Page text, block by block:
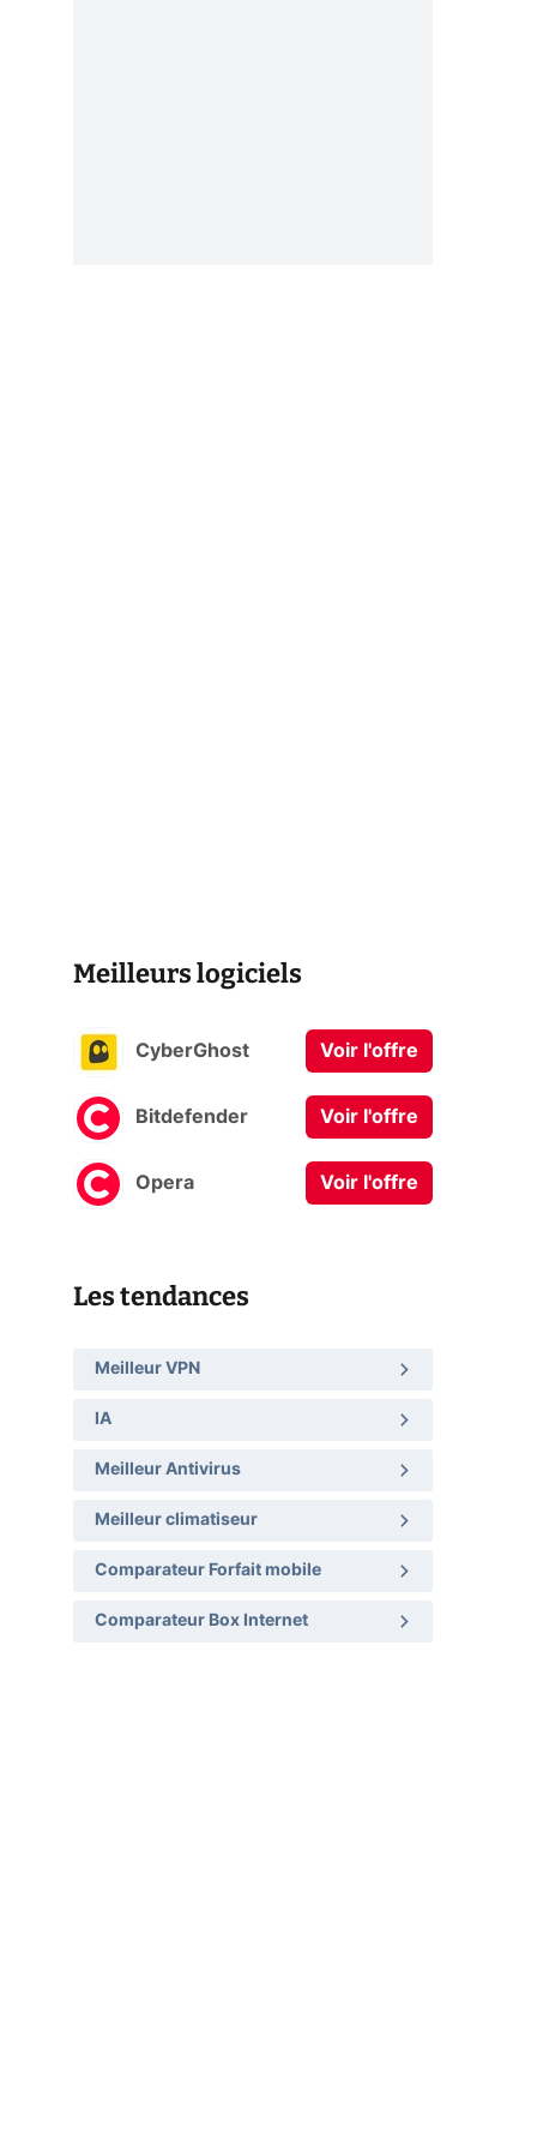
Meilleurs logiciels
CyberGhost Voir l'offre
Bitdefender Voir l'offre
Opera Voir l'offre
Les tendances
Meilleur VPN
IA
Meilleur Antivirus
Meilleur climatiseur
Comparateur Forfait mobile
Comparateur Box Internet